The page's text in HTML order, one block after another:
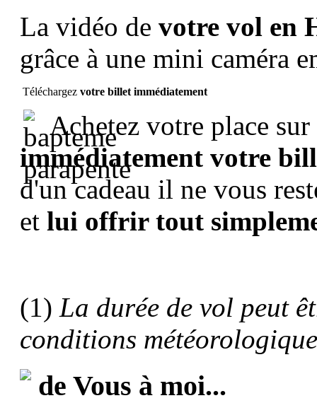
La vidéo de votre vol en
grâce à une mini caméra
Téléchargez votre billet immédiatement
Achetez votre place
immédiatement votre
d'un cadeau il ne vous
et lui offrir tout
(1) La durée de vol peut
conditions
de Vous à moi...